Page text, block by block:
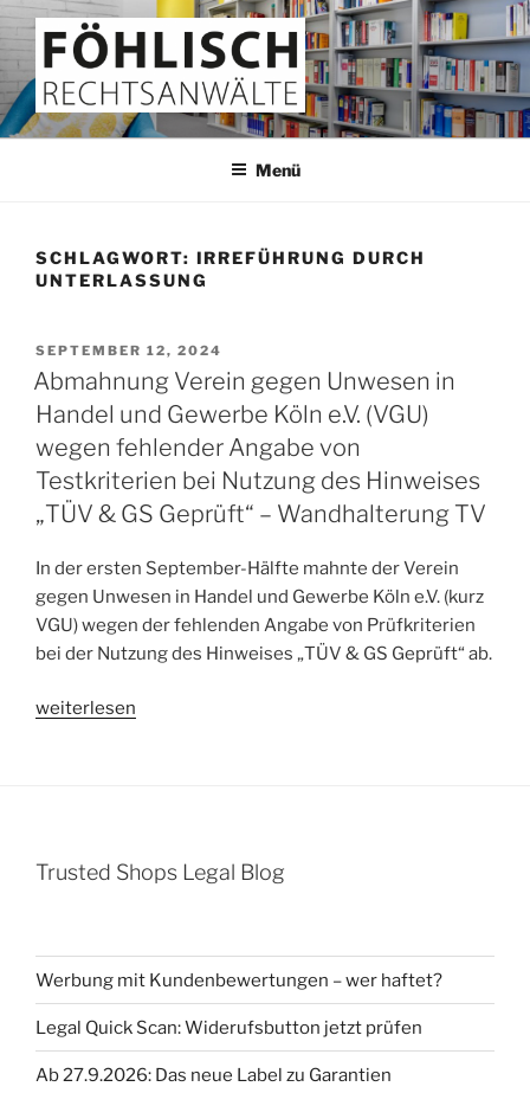
Zum
Inhalt
springen
FÖHLISCH
Rechtsanwälte
Menü
SCHLAGWORT: IRREFÜHRUNG DURCH
UNTERLASSUNG
VERÖFFENTLICHT
AM
SEPTEMBER 12, 2024
Abmahnung Verein gegen Unwesen in
Handel und Gewerbe Köln e.V. (VGU)
wegen fehlender Angabe von
Testkriterien bei Nutzung des Hinweises
„TÜV & GS Geprüft“ – Wandhalterung TV
In der ersten September-Hälfte mahnte der Verein
gegen Unwesen in Handel und Gewerbe Köln e.V. (kurz
VGU) wegen der fehlenden Angabe von Prüfkriterien
bei der Nutzung des Hinweises „TÜV & GS Geprüft“ ab.
„Abmahnung
und
e.V.
(VGU)
wegen
fehlender
Angabe
weiterlesen
Trusted Shops Legal Blog
Werbung mit Kundenbewertungen – wer haftet?
Legal Quick Scan: Widerufsbutton jetzt prüfen
Ab 27.9.2026: Das neue Label zu Garantien